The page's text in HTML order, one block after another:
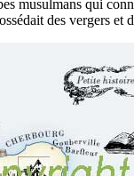
musulmans qui
des vergers et